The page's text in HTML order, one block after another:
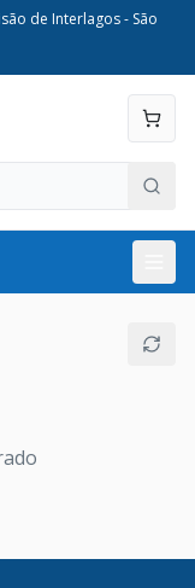
de Interlagos - São